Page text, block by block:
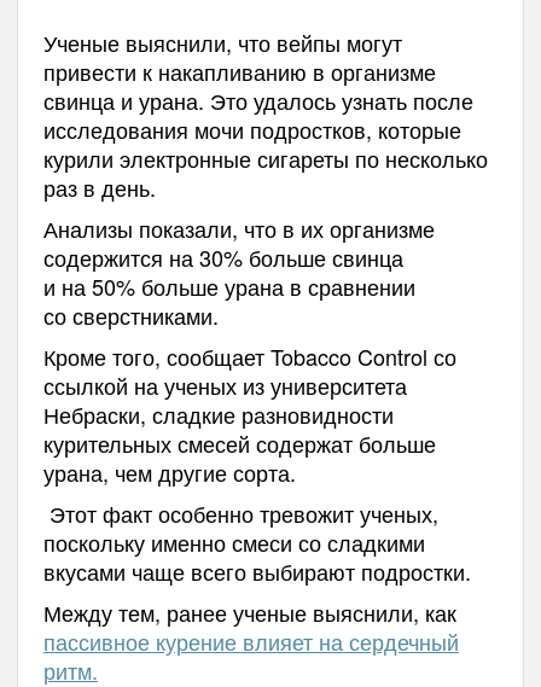
Ученые выяснили, что вейпы могут
привести к накапливанию в организме
свинца и урана. Это удалось узнать после
исследования мочи подростков, которые
курили электронные сигареты по несколько
раз в день.
Анализы показали, что в их организме
содержится на 30% больше свинца
и на 50% больше урана в сравнении
со сверстниками.
Кроме того, сообщает Tobacco Control со
ссылкой на ученых из университета
Небраски, сладкие разновидности
курительных смесей содержат больше
урана, чем другие сорта.
Этот факт особенно тревожит ученых,
поскольку именно смеси со сладкими
вкусами чаще всего выбирают подростки.
Между тем, ранее ученые выяснили, как
пассивное курение влияет на сердечный
ритм.